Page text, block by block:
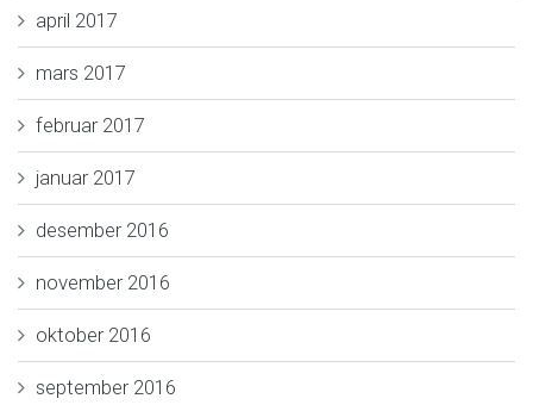
april 2017
mars 2017
februar 2017
januar 2017
desember 2016
november 2016
oktober 2016
september 2016